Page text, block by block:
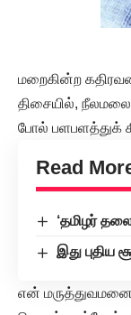
மறைகின்ற
திசையில்,
போல் பளபளத்துக்
Read
‘தமிழர்
இது புதிய
என்